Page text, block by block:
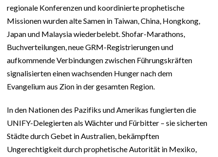
regionale Konferenzen und koordinierte prophetische
Missionen wurden alte Samen in Taiwan, China, Hongkong,
Japan und Malaysia wiederbelebt. Shofar-Marathons,
Buchverteilungen, neue GRM-Registrierungen und
aufkommende Verbindungen zwischen Führungskräften
signalisierten einen wachsenden Hunger nach dem
Evangelium aus Zion in der gesamten Region.
In den Nationen des Pazifiks und Amerikas fungierten die
UNIFY-Delegierten als Wächter und Fürbitter – sie sicherten
Städte durch Gebet in Australien, bekämpften
Ungerechtigkeit durch prophetische Autorität in Mexiko,